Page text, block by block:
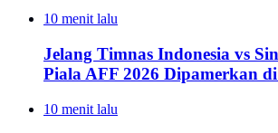
10 menit lalu
Jelang Timnas Indonesia vs
Piala AFF 2026 Dipamerkan
10 menit lalu